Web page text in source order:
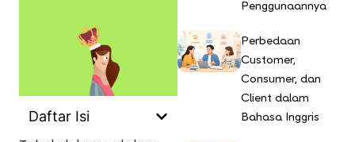
Daftar Isi
Penggunaannya
Perbedaan
Customer,
Consumer, dan
Client dalam
Bahasa Inggris